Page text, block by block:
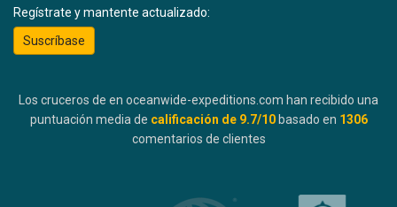
Regístrate y mantente actualizado:
Suscríbase
Los cruceros de en oceanwide-expeditions.com han recibido una
puntuación media de calificación de 9.7/10 basado en 1306
comentarios de clientes